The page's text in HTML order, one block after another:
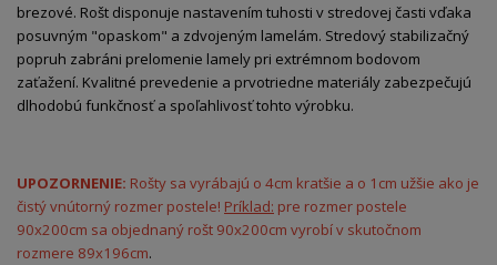
brezové. Rošt disponuje nastavením tuhosti v stredovej časti vďaka
posuvným "opaskom" a zdvojeným lamelám. Stredový stabilizačný
popruh zabráni prelomenie lamely pri extrémnom bodovom
zaťažení. Kvalitné prevedenie a prvotriedne materiály zabezpečujú
dlhodobú funkčnosť a spoľahlivosť tohto výrobku.
UPOZORNENIE: Rošty sa vyrábajú o 4cm kratšie a o 1cm užšie ako je
čistý vnútorný rozmer postele! Príklad: pre rozmer postele
90x200cm sa objednaný rošt 90x200cm vyrobí v skutočnom
rozmere 89x196cm.